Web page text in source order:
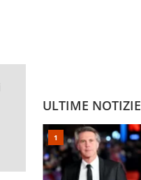
ULTIME NOTIZIE